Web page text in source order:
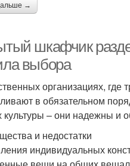
→
шкафчик
выбора
организациях, где
в обязательном
культуры – они надежны и
и недостатки
индивидуальных